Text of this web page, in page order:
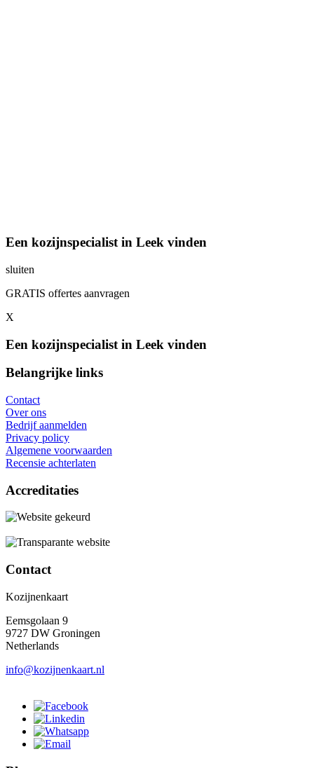
Een kozijnspecialist in Leek vinden
sluiten
GRATIS offertes aanvragen
X
Een kozijnspecialist in Leek vinden
Belangrijke links
Contact
Over ons
Bedrijf aanmelden
Privacy policy
Algemene voorwaarden
Recensie achterlaten
Accreditaties
Contact
Kozijnenkaart
Eemsgolaan 9
9727 DW Groningen
Netherlands
info@kozijnenkaart.nl